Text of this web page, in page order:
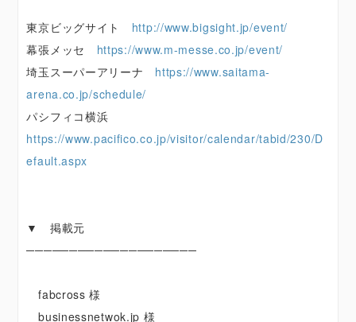
東京ビッグサイト http://www.bigsight.jp/event/
幕張メッセ https://www.m-messe.co.jp/event/
埼玉スーパーアリーナ https://www.saitama-
arena.co.jp/schedule/
パシフィコ横浜
https://www.pacifico.co.jp/visitor/calendar/tabid/230/D
efault.aspx
▼ 掲載元
────────────────────
fabcross 様
businessnetwok.jp 様